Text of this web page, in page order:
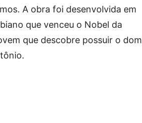
A obra foi desenvolvida em
que venceu o Nobel da
que descobre possuir o dom